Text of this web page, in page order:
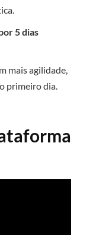
5 dias
mais agilidade,
primeiro dia.